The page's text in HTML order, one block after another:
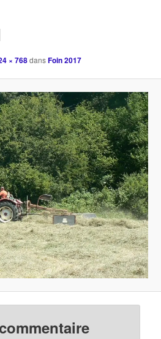
× 768dansFoin 2017